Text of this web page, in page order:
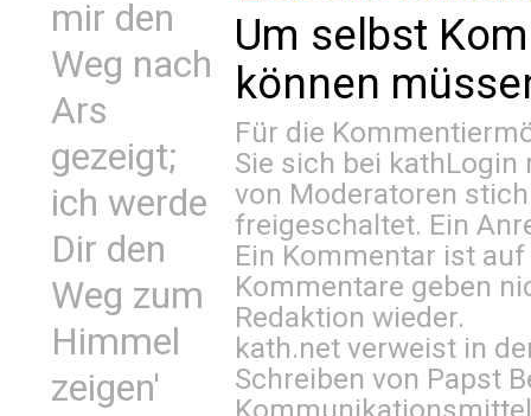
mir den
Weg nach
Ars
gezeigt;
ich werde
Dir den
Weg zum
Himmel
zeigen'
Um selbst
können
Für die
Sie sich bei kathLogin
von Moderatoren
freigeschaltet. Ein
Ein Kommentar ist
Kommentare geben
Redaktion wieder.
kath.net verweist in
Schreiben von Papst